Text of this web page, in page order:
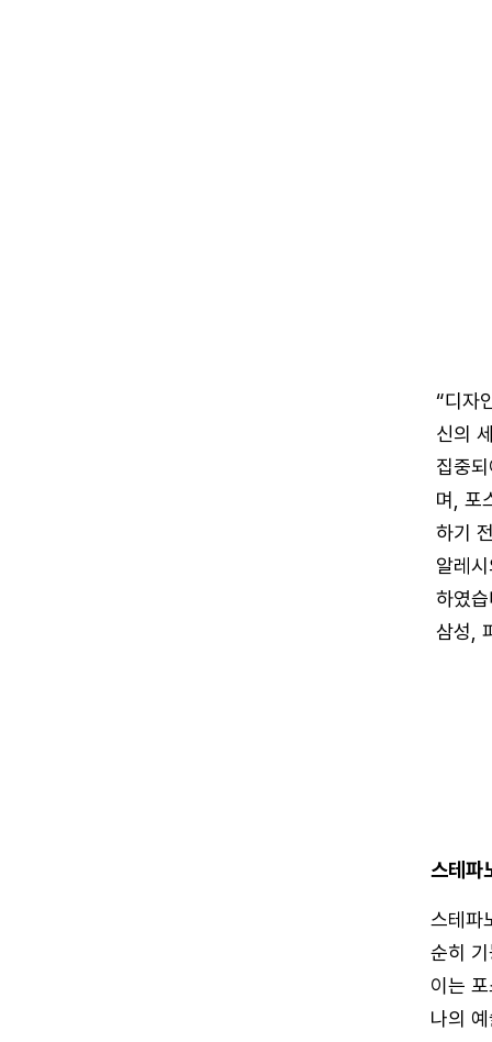
“디자
신의
집중
며, 포
하기
알레
하였
삼성,
스테파
스테파
순히
이는
나의